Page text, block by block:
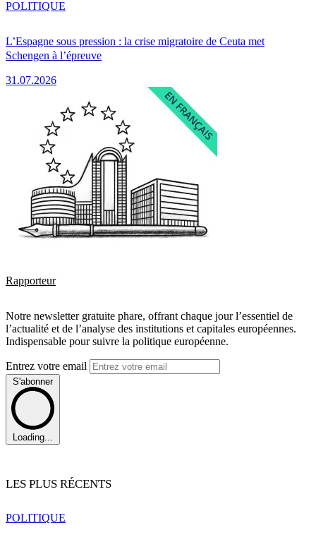
L’Espagne sous pression : la crise migratoire de Ceuta met
Schengen à l’épreuve
31.07.2026
POLITIQUE
Rapporteur
Notre newsletter gratuite phare, offrant chaque jour l’essentiel de
l’actualité et de l’analyse des institutions et capitales européennes.
Indispensable pour suivre la politique européenne.
Entrez votre email
S'abonner
Loading...
LES PLUS RÉCENTS
POLITIQUE